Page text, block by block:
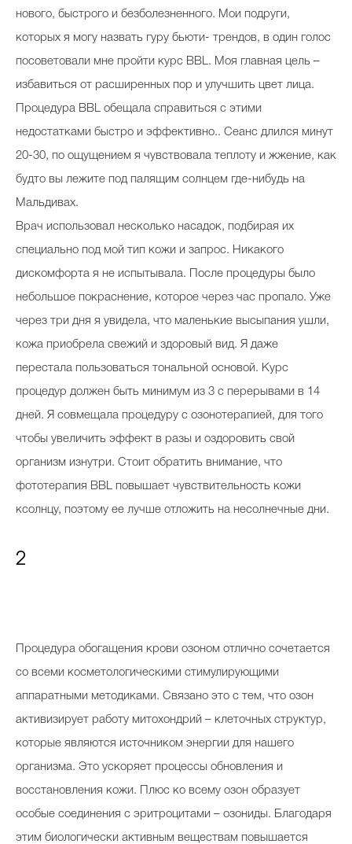
нового, быстрого и безболезненного. Мои подруги,
которых я могу назвать гуру бьюти- трендов, в один голос
посоветовали мне пройти курс BBL. Моя главная цель –
избавиться от расширенных пор и улучшить цвет лица.
Процедура BBL обещала справиться с этими
недостатками быстро и эффективно.. Сеанс длился минут
20-30, по ощущением я чувствовала теплоту и жжение, как
будто вы лежите под палящим солнцем где-нибудь на
Мальдивах.
Врач использовал несколько насадок, подбирая их
специально под мой тип кожи и запрос. Никакого
дискомфорта я не испытывала. После процедуры было
небольшое покраснение, которое через час пропало. Уже
через три дня я увидела, что маленькие высыпания ушли,
кожа приобрела свежий и здоровый вид. Я даже
перестала пользоваться тональной основой. Курс
процедур должен быть минимум из 3 с перерывами в 14
дней. Я совмещала процедуру с озонотерапией, для того
чтобы увеличить эффект в разы и оздоровить свой
организм изнутри. Стоит обратить внимание, что
фототерапия BBL повышает чувствительность кожи
ксолнцу, поэтому ее лучше отложить на несолнечные дни.
2
Процедура обогащения крови озоном отлично сочетается
со всеми косметологическими стимулирующими
аппаратными методиками. Связано это с тем, что озон
активизирует работу митохондрий – клеточных структур,
которые являются источником энергии для нашего
организма. Это ускоряет процессы обновления и
восстановления кожи. Плюс ко всему озон образует
особые соединения с эритроцитами – озониды. Благодаря
этим биологически активным веществам повышается